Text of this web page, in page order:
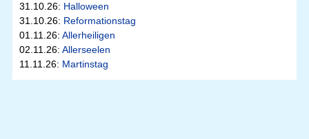
31.10.26: Halloween
31.10.26: Reformationstag
01.11.26: Allerheiligen
02.11.26: Allerseelen
11.11.26: Martinstag